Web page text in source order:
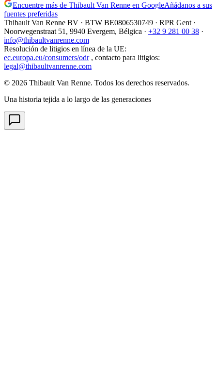
Encuentre más de Thibault Van Renne en GoogleAñádanos a sus
fuentes preferidas
Thibault Van Renne BV · BTW BE0806530749 · RPR Gent ·
Noorwegenstraat 51, 9940 Evergem, Bélgica · +32 9 281 00 38 ·
info@thibaultvanrenne.com
Resolución de litigios en línea de la UE:
ec.europa.eu/consumers/odr , contacto para litigios:
legal@thibaultvanrenne.com
© 2026 Thibault Van Renne. Todos los derechos reservados.
Una historia tejida a lo largo de las generaciones